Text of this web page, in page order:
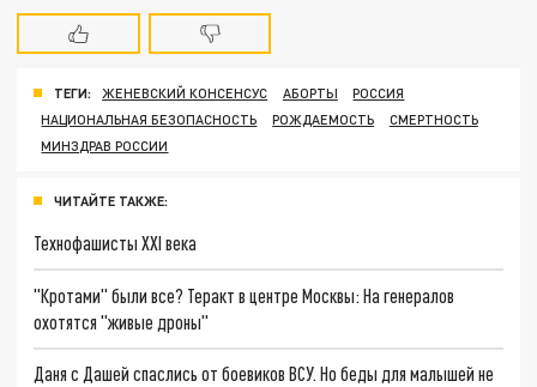
ТЕГИ: ЖЕНЕВСКИЙ КОНСЕНСУС АБОРТЫ
РОССИЯ
НАЦИОНАЛЬНАЯ БЕЗОПАСНОСТЬ
РОЖДАЕМОСТЬ
СМЕРТНОСТЬ
МИНЗДРАВ РОССИИ
ЧИТАЙТЕ ТАКЖЕ:
Технофашисты XXI века
"Кротами" были все? Теракт в центре Москвы: На генералов
охотятся "живые дроны"
Даня с Дашей спаслись от боевиков ВСУ. Но беды для малышей не